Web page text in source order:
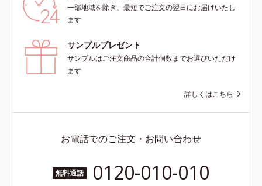
一部地域を除き、最短でご注文の翌日にお届けいたし
ます
サンプルプレゼント
サンプルはご注文商品の合計個数までお選びいただけ
ます
詳しくはこちら
お電話でのご注文・お問い合わせ
無料通話 0120-010-010